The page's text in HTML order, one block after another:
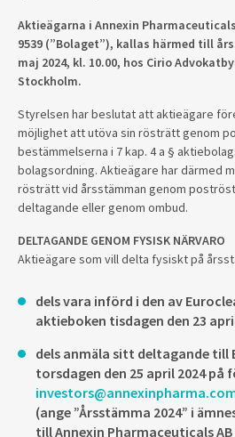
Aktieägarna i Annexin
9539 (”Bolaget”), kallas härmed till
maj 2024, kl. 10.00, hos Cirio
Stockholm.
Styrelsen har beslutat att aktieägare
möjlighet att utöva sin rösträtt genom
bestämmelserna i 7 kap. 4 a §
bolagsordning. Aktieägare har därmed
rösträtt vid årsstämman genom
deltagande eller genom ombud.
DELTAGANDE GENOM FYSISK NÄRVARO
Aktieägare som vill delta fysiskt på
dels vara införd i den av
aktieboken tisdagen den 23
dels anmäla sitt deltagande till
torsdagen den 25 april 2024 på
(ange ”Årsstämma 2024” i
till Annexin Pharmaceuticals